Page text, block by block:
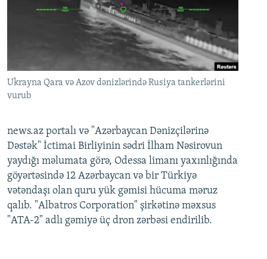
Ukrayna Qara və Azov dənizlərində Rusiya tankerlərini
vurub
news.az portalı və "Azərbaycan Dənizçilərinə
Dəstək" İctimai Birliyinin sədri İlham Nəsirovun
yaydığı məlumata görə, Odessa limanı yaxınlığında
göyərtəsində 12 Azərbaycan və bir Türkiyə
vətəndaşı olan quru yük gəmisi hücuma məruz
qalıb. "Albatros Corporation" şirkətinə məxsus
"ATA-2" adlı gəmiyə üç dron zərbəsi endirilib.